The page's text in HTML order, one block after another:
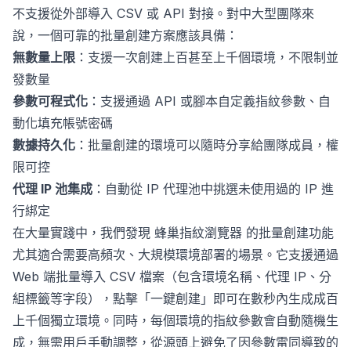
不支援從外部導入 CSV 或 API 對接。對中大型團隊來
說，一個可靠的批量創建方案應該具備：
無數量上限 ：支援一次創建上百甚至上千個環境，不限制並
發數量
參數可程式化 ：支援通過 API 或腳本自定義指紋參數、自
動化填充帳號密碼
數據持久化 ：批量創建的環境可以隨時分享給團隊成員，權
限可控
代理 IP 池集成 ：自動從 IP 代理池中挑選未使用過的 IP 進
行綁定
在大量實踐中，我們發現 蜂巢指紋瀏覽器 的批量創建功能
尤其適合需要高頻次、大規模環境部署的場景。它支援通過
Web 端批量導入 CSV 檔案（包含環境名稱、代理 IP、分
組標籤等字段），點擊「一鍵創建」即可在數秒內生成成百
上千個獨立環境。同時，每個環境的指紋參數會自動隨機生
成，無需用戶手動調整，從源頭上避免了因參數雷同導致的